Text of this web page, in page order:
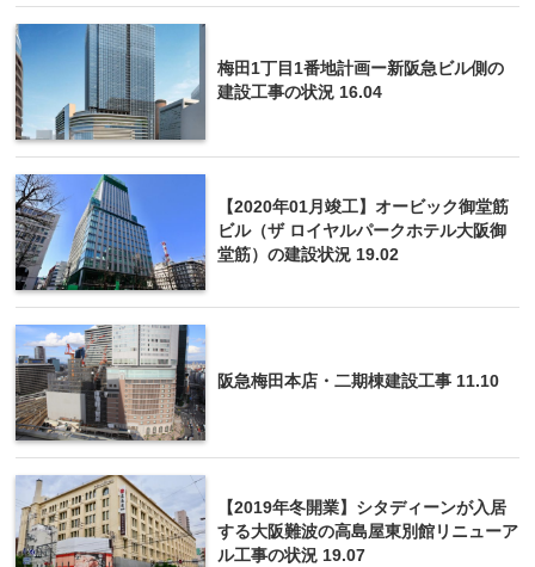
梅田1丁目1番地計画ー新阪急ビル側の
建設工事の状況 16.04
【2020年01月竣工】オービック御堂筋
ビル（ザ ロイヤルパークホテル大阪御
堂筋）の建設状況 19.02
阪急梅田本店・二期棟建設工事 11.10
【2019年冬開業】シタディーンが入居
する大阪難波の高島屋東別館リニューア
ル工事の状況 19.07